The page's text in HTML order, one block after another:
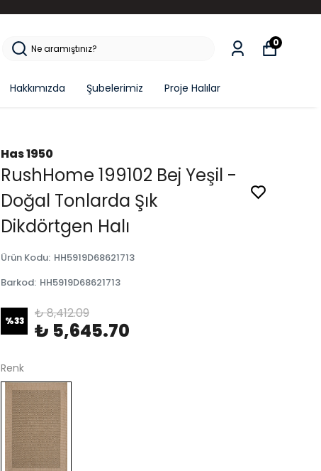
Hakkımızda Şubelerimiz Proje Halılar
0
Has 1950
RushHome 199102 Bej Yeşil -
Doğal Tonlarda Şık
Dikdörtgen Halı
Ürün Kodu: HH5919D68621713
Barkod: HH5919D68621713
%33 ₺ 8,412.09
₺ 5,645.70
Renk